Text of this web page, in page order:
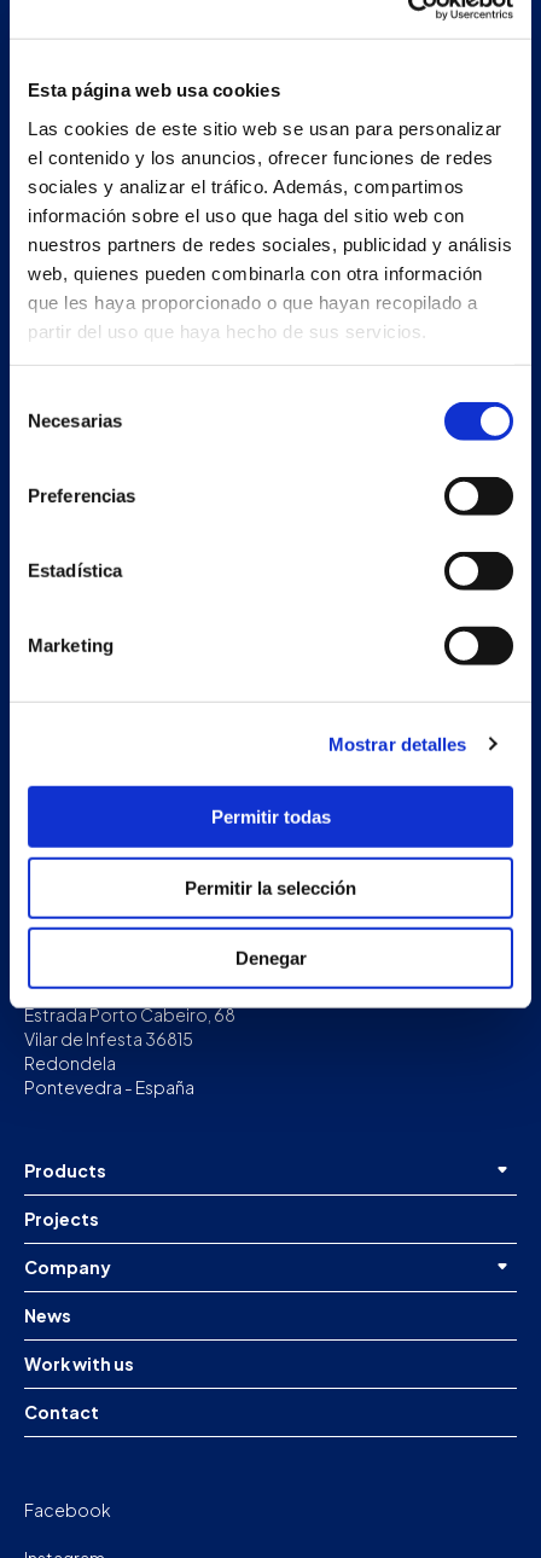
Esta página web usa cookies
Las cookies de este sitio web se usan para personalizar
el contenido y los anuncios, ofrecer funciones de redes
sociales y analizar el tráfico. Además, compartimos
información sobre el uso que haga del sitio web con
nuestros partners de redes sociales, publicidad y análisis
web, quienes pueden combinarla con otra información
que les haya proporcionado o que hayan recopilado a
partir del uso que haya hecho de sus servicios.
Necesarias
Preferencias
Estadística
Marketing
Mostrar detalles
Permitir todas
Permitir la selección
Denegar
Main building and offices
Estrada Porto Cabeiro, 35
Vilar de Infesta 36815
Redondela
Pontevedra - España
info@petertaboada.com
Secondary unit
Estrada Porto Cabeiro, 68
Vilar de Infesta 36815
Redondela
Pontevedra - España
Products
Projects
Company
News
Work with us
Contact
Facebook